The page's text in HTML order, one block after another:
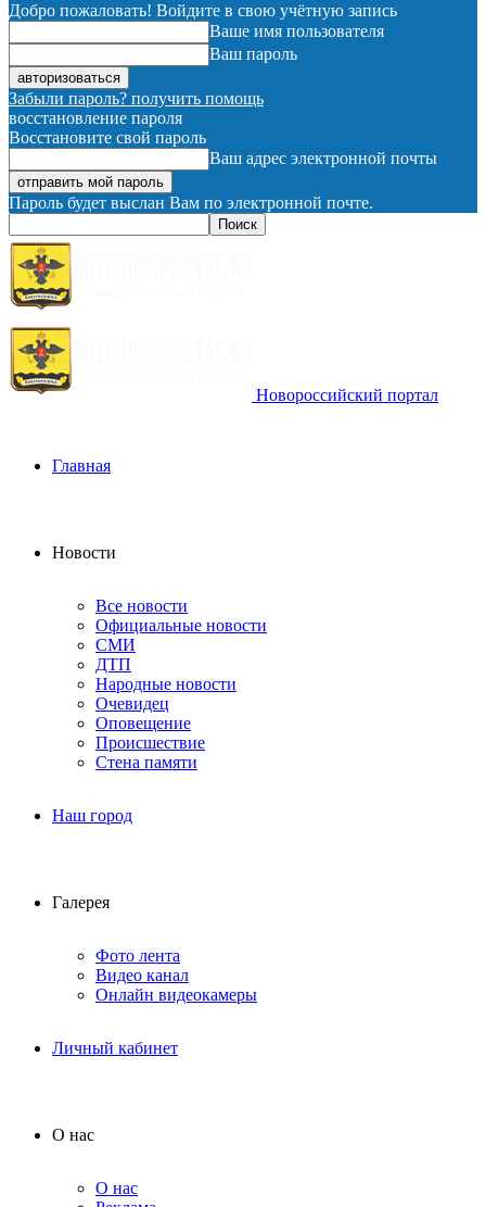
Добро пожаловать! Войдите в свою учётную запись
Ваше имя пользователя
Ваш пароль
Забыли пароль? получить помощь
восстановление пароля
Восстановите свой пароль
Ваш адрес электронной почты
Пароль будет выслан Вам по электронной почте.
Новороссийский портал
Главная
Новости
Все новости
Официальные новости
СМИ
ДТП
Народные новости
Очевидец
Оповещение
Происшествие
Стена памяти
Наш город
Галерея
Фото лента
Видео канал
Онлайн видеокамеры
Личный кабинет
О нас
О нас